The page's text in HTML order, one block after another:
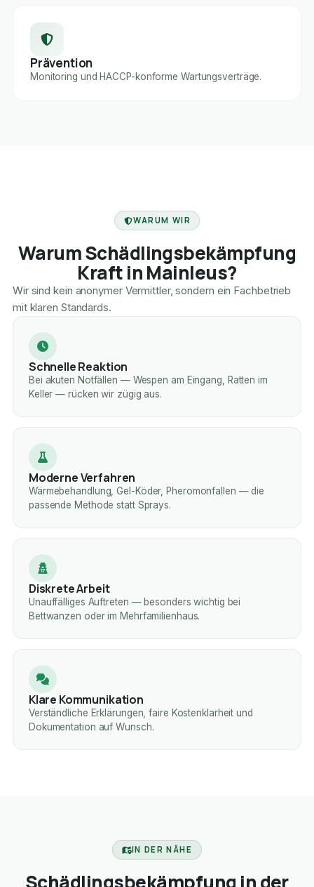
Prävention
Monitoring und HACCP-konforme Wartungsverträge.
WARUM WIR
Warum Schädlingsbekämpfung
Kraft in Mainleus?
Wir sind kein anonymer Vermittler, sondern ein Fachbetrieb
mit klaren Standards.
Schnelle Reaktion
Bei akuten Notfällen — Wespen am Eingang, Ratten im
Keller — rücken wir zügig aus.
Moderne Verfahren
Wärmebehandlung, Gel-Köder, Pheromonfallen — die
passende Methode statt Sprays.
Diskrete Arbeit
Unauffälliges Auftreten — besonders wichtig bei
Bettwanzen oder im Mehrfamilienhaus.
Klare Kommunikation
Verständliche Erklärungen, faire Kostenklarheit und
Dokumentation auf Wunsch.
IN DER NÄHE